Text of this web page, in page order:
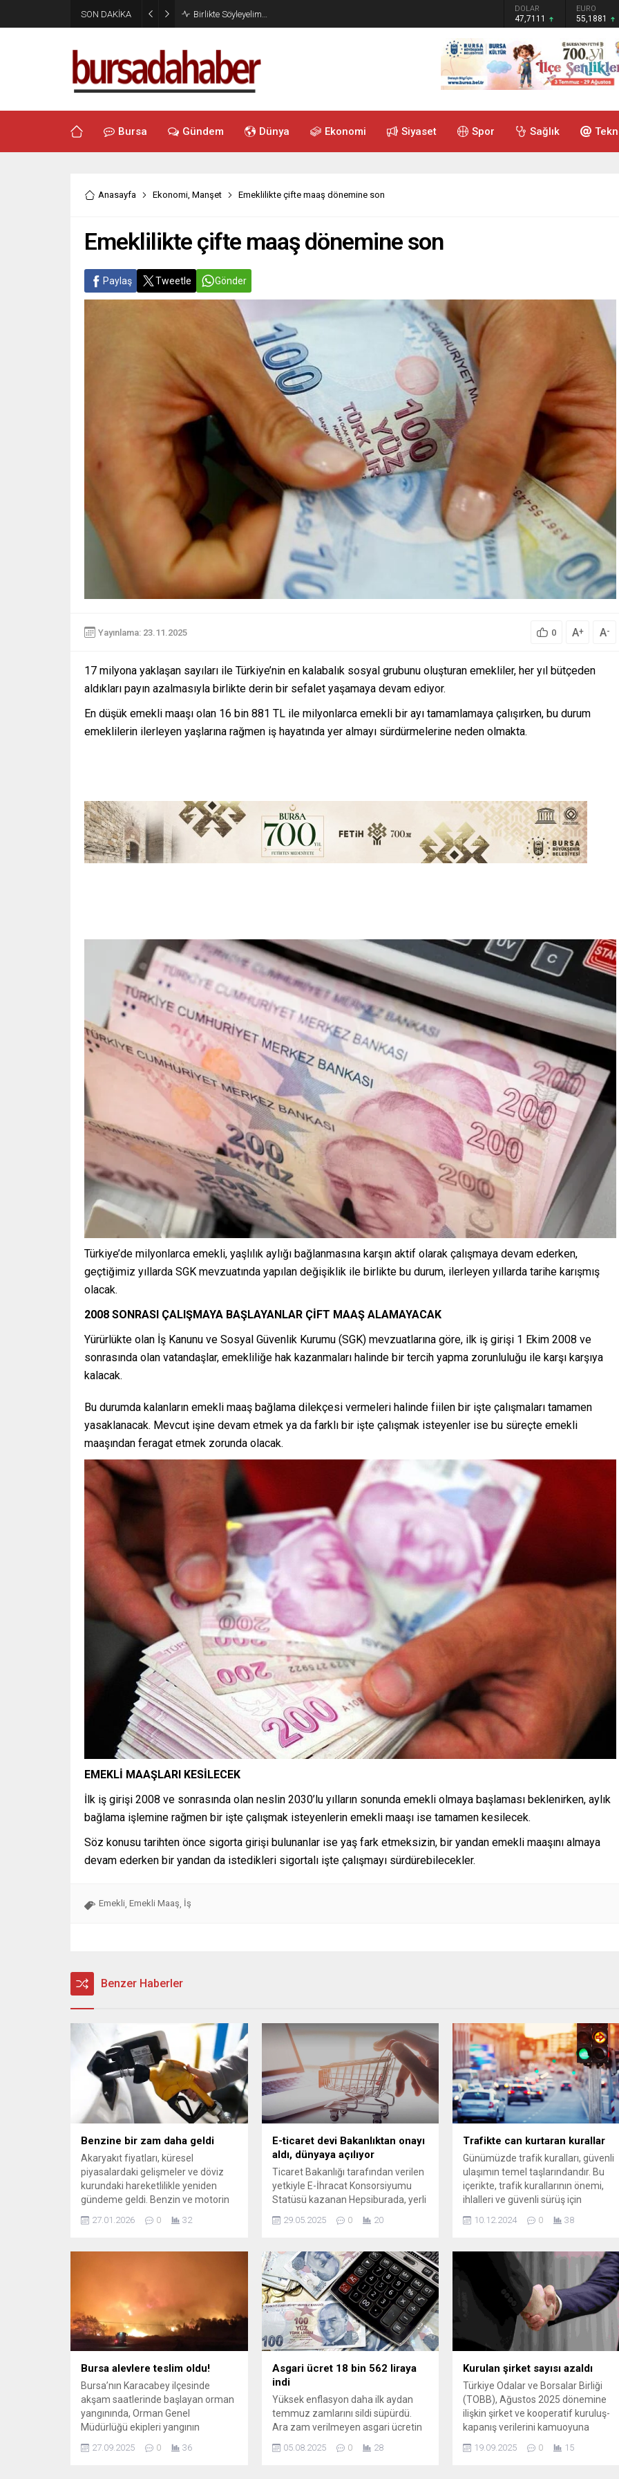
SON DAKİKA Birlikte Söyleyelim… DOLAR
47,7111
EURO
55,1881
Bursa Gündem Dünya Ekonomi Siyaset Spor Sağlık
Anasayfa Ekonomi, Manşet Emeklilikte çifte maaş dönemine son
Emeklilikte çifte maaş dönemine son
Paylaş Tweetle Gönder
Yayınlama: 23.11.2025 0 A+ A-
17 milyona yaklaşan sayıları ile Türkiye’nin en kalabalık sosyal grubunu oluşturan emekliler, her yıl bütçeden
aldıkları payın azalmasıyla birlikte derin bir sefalet yaşamaya devam ediyor.
En düşük emekli maaşı olan 16 bin 881 TL ile milyonlarca emekli bir ayı tamamlamaya çalışırken, bu durum
emeklilerin ilerleyen yaşlarına rağmen iş hayatında yer almayı sürdürmelerine neden olmakta.
Türkiye’de milyonlarca emekli, yaşlılık aylığı bağlanmasına karşın aktif olarak çalışmaya devam ederken,
geçtiğimiz yıllarda SGK mevzuatında yapılan değişiklik ile birlikte bu durum, ilerleyen yıllarda tarihe karışmış
olacak.
2008 SONRASI ÇALIŞMAYA BAŞLAYANLAR ÇİFT MAAŞ ALAMAYACAK
Yürürlükte olan İş Kanunu ve Sosyal Güvenlik Kurumu (SGK) mevzuatlarına göre, ilk iş girişi 1 Ekim 2008 ve
sonrasında olan vatandaşlar, emekliliğe hak kazanmaları halinde bir tercih yapma zorunluluğu ile karşı karşıya
kalacak.
Bu durumda kalanların emekli maaş bağlama dilekçesi vermeleri halinde fiilen bir işte çalışmaları tamamen
yasaklanacak. Mevcut işine devam etmek ya da farklı bir işte çalışmak isteyenler ise bu süreçte emekli
maaşından feragat etmek zorunda olacak.
EMEKLİ MAAŞLARI KESİLECEK
İlk iş girişi 2008 ve sonrasında olan neslin 2030’lu yılların sonunda emekli olmaya başlaması beklenirken, aylık
bağlama işlemine rağmen bir işte çalışmak isteyenlerin emekli maaşı ise tamamen kesilecek.
Söz konusu tarihten önce sigorta girişi bulunanlar ise yaş fark etmeksizin, bir yandan emekli maaşını almaya
devam ederken bir yandan da istedikleri sigortalı işte çalışmayı sürdürebilecekler.
Emekli, Emekli Maaş, İş
Benzer Haberler
Benzine bir zam daha geldi
Akaryakıt fiyatları, küresel
piyasalardaki gelişmeler ve döviz
kurundaki hareketlilikle yeniden
gündeme geldi. Benzin ve motorin
ardından sürücüler büyük
yakından takip ediyor.
27.01.2026 0 32
E-ticaret devi Bakanlıktan onayı
aldı, dünyaya açılıyor
Ticaret Bakanlığı tarafından verilen
yetkiyle E-İhracat Konsorsiyumu
Statüsü kazanan Hepsiburada, yerli
pazarlarına taşımak amacıyla
başlattı. Yeni kazanılan bu statü
sayesinde şirket ...
29.05.2025 0 20
Trafikte can kurtaran kurallar
Günümüzde trafik kuralları, güvenli
ulaşımın temel taşlarındandır. Bu
içerikte, trafik kurallarının önemi,
ihlalleri ve güvenli sürüş için
hem de yayalar için bilinçli bir
öğrenin.
10.12.2024 0 38
Bursa alevlere teslim oldu!
Bursa’nın Karacabey ilçesinde
akşam saatlerinde başlayan orman
yangınında, Orman Genel
Müdürlüğü ekipleri yangının
Söndürme çalışmaları sürüyor.
27.09.2025 0 36
Asgari ücret 18 bin 562 liraya
indi
Yüksek enflasyon daha ilk aydan
temmuz zamlarını sildi süpürdü.
Ara zam verilmeyen asgari ücretin
geçtiğimiz günlerde aldığı yüzde
05.08.2025 0 28
Kurulan şirket sayısı azaldı
Türkiye Odalar ve Borsalar Birliği
(TOBB), Ağustos 2025 dönemine
ilişkin şirket ve kooperatif kuruluş-
kapanış verilerini kamuoyuna
göre, 2025’in ilk 8 ayında kurulan
19.09.2025 0 15